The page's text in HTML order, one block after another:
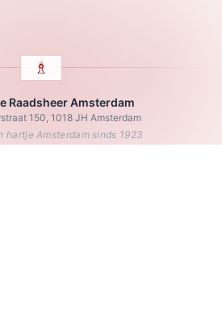
Raadsheer Amsterdam
150, 1018 JH Amsterdam
hartje Amsterdam sinds 1923